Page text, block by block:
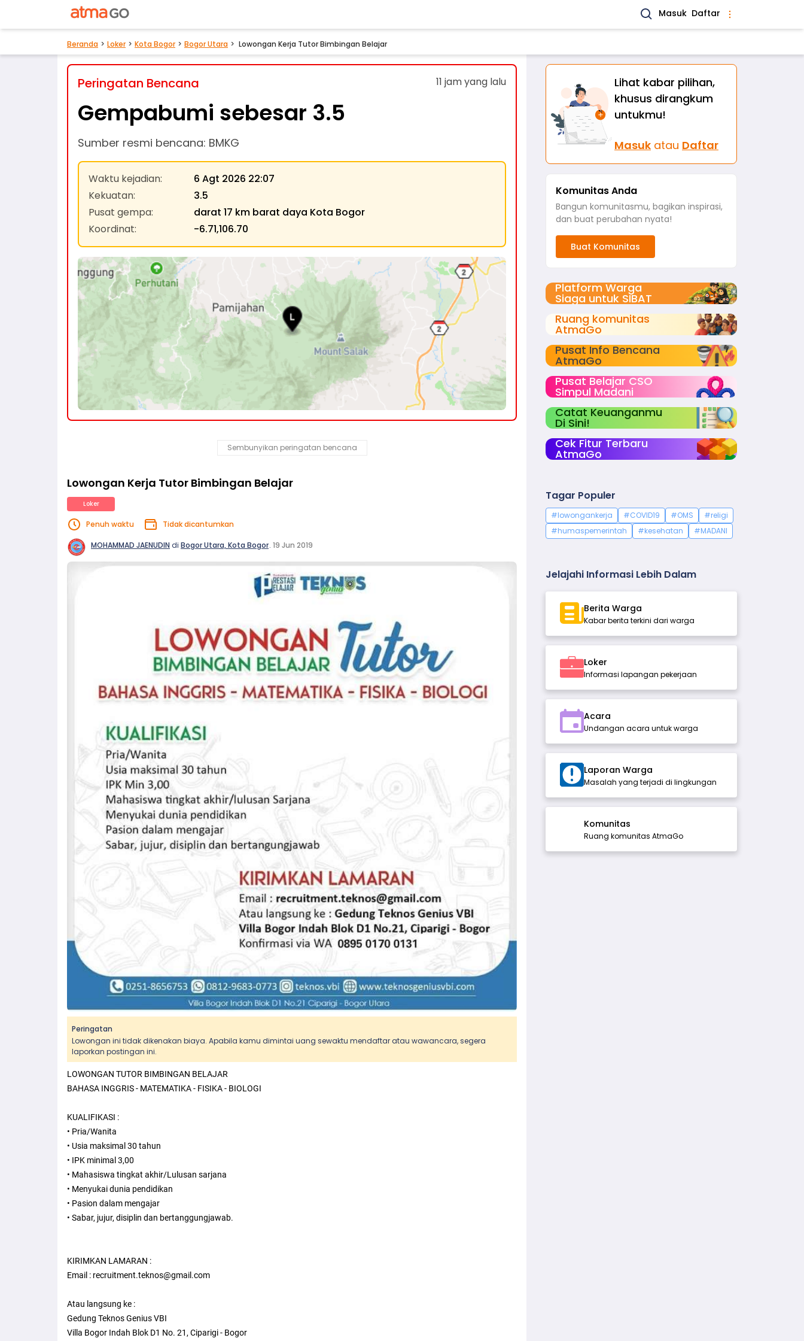
Masuk Daftar
Beranda Loker Kota Bogor Bogor Utara Lowongan Kerja Tutor Bimbingan Belajar
Peringatan Bencana 11 jam yang lalu
Gempabumi sebesar 3.5
Sumber resmi bencana: BMKG
Waktu kejadian:
6 Agt 2026 22:07
Kekuatan:
3.5
Pusat gempa:
darat 17 km barat daya Kota Bogor
Koordinat: -6.71,106.70
Sembunyikan peringatan bencana
Lowongan Kerja Tutor Bimbingan Belajar
Loker
Penuh waktu Tidak dicantumkan
MOHAMMAD JAENUDIN di Bogor Utara, Kota Bogor. 19 Jun 2019
Peringatan
Lowongan ini tidak dikenakan biaya. Apabila kamu dimintai uang sewaktu mendaftar atau wawancara, segera
laporkan postingan ini.
LOWONGAN TUTOR BIMBINGAN BELAJAR
BAHASA INGGRIS - MATEMATIKA - FISIKA - BIOLOGI
KUALIFIKASI :
• Pria/Wanita
• Usia maksimal 30 tahun
• IPK minimal 3,00
• Mahasiswa tingkat akhir/Lulusan sarjana
• Menyukai dunia pendidikan
• Pasion dalam mengajar
• Sabar, jujur, disiplin dan bertanggungjawab.
KIRIMKAN LAMARAN :
Email : recruitment.teknos@gmail.com
Atau langsung ke :
Gedung Teknos Genius VBI
Villa Bogor Indah Blok D1 No. 21, Ciparigi - Bogor
Lihat kabar pilihan,
khusus dirangkum
untukmu!
Masuk atau Daftar
Komunitas Anda
Bangun komunitasmu, bagikan inspirasi,
dan buat perubahan nyata!
Buat Komunitas
Platform Warga
Siaga untuk SIBAT
Ruang komunitas
AtmaGo
Pusat Info Bencana
AtmaGo
Pusat Belajar CSO
Simpul Madani
Catat Keuanganmu
Di Sini!
Cek Fitur Terbaru
AtmaGo
Tagar Populer
#lowongankerja #COVID19 #OMS
#religi
#humaspemerintah
#kesehatan #MADANI
Jelajahi Informasi Lebih Dalam
Berita Warga
Kabar berita terkini dari warga
Loker
Informasi lapangan pekerjaan
Acara
Undangan acara untuk warga
Laporan Warga
Masalah yang terjadi di lingkungan
Komunitas
Ruang komunitas AtmaGo